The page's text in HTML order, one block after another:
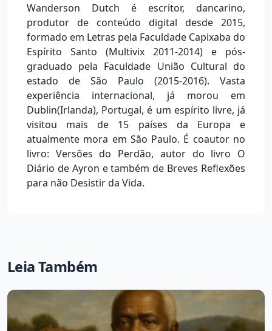
Wanderson Dutch é escritor, dancarino,
produtor de conteúdo digital desde 2015,
formado em Letras pela Faculdade Capixaba do
Espírito Santo (Multivix 2011-2014) e pós-
graduado pela Faculdade União Cultural do
estado de São Paulo (2015-2016). Vasta
experiência internacional, já morou em
Dublin(Irlanda), Portugal, é um espírito livre, já
visitou mais de 15 países da Europa e
atualmente mora em São Paulo. É coautor no
livro: Versões do Perdão, autor do livro O
Diário de Ayron e também de Breves Reflexões
para não Desistir da Vida.
Leia Também